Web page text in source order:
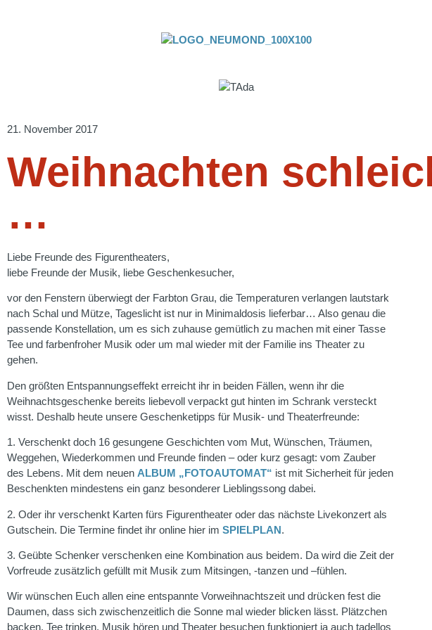
21. November 2017
Weihnachten
…
Liebe Freunde des Figurentheaters,
liebe Freunde der Musik, liebe Geschenkesucher,
vor den Fenstern überwiegt der Farbton Grau, die Temperaturen verlangen lautstark
nach Schal und Mütze, Tageslicht ist nur in Minimaldosis lieferbar… Also genau die
passende Konstellation, um es sich zuhause gemütlich zu machen mit einer Tasse
Tee und farbenfroher Musik oder um mal wieder mit der Familie ins Theater zu
gehen.
Den größten Entspannungseffekt erreicht ihr in beiden Fällen, wenn ihr die
Weihnachtsgeschenke bereits liebevoll verpackt gut hinten im Schrank versteckt
wisst. Deshalb heute unsere Geschenketipps für Musik- und Theaterfreunde:
1. Verschenkt doch 16 gesungene Geschichten vom Mut, Wünschen, Träumen,
Weggehen, Wiederkommen und Freunde finden – oder kurz gesagt: vom Zauber
des Lebens. Mit dem neuen ALBUM „FOTOAUTOMAT“ ist mit Sicherheit für jeden
Beschenkten mindestens ein ganz besonderer Lieblingssong dabei.
2. Oder ihr verschenkt Karten fürs Figurentheater oder das nächste Livekonzert als
Gutschein. Die Termine findet ihr online hier im SPIELPLAN.
3. Geübte Schenker verschenken eine Kombination aus beidem. Da wird die Zeit der
Vorfreude zusätzlich gefüllt mit Musik zum Mitsingen, -tanzen und –fühlen.
Wir wünschen Euch allen eine entspannte Vorweihnachtszeit und drücken fest die
Daumen, dass sich zwischenzeitlich die Sonne mal wieder blicken lässt. Plätzchen
backen, Tee trinken, Musik hören und Theater besuchen funktioniert ja auch tadellos